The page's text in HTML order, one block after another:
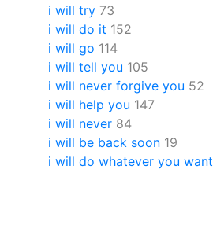
i will try 73
i will do it 152
i will go 114
i will tell you 105
i will never forgive you 52
i will help you 147
i will never 84
i will be back soon 19
i will do whatever you want